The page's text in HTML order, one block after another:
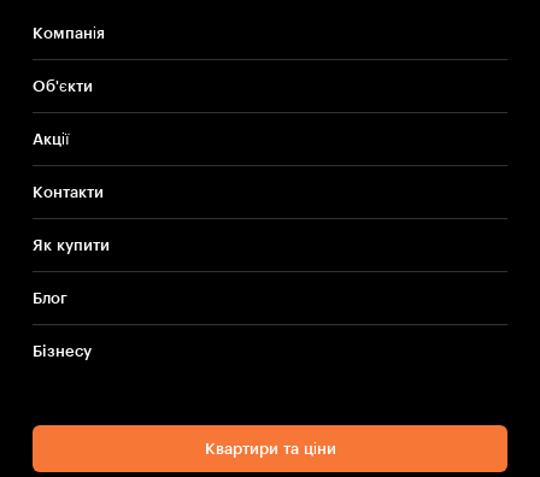
Компанія
Об'єкти
Акції
Контакти
Як купити
Блог
Бiзнесу
Квартири та ціни